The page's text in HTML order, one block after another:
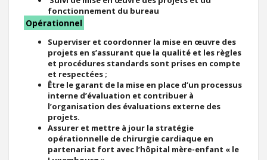
fonctionnement du bureau
Opérationnel
Superviser et coordonner la mise en œuvre des
projets en s’assurant que la qualité et les règles
et procédures standards sont prises en compte
et respectées ;
Être le garant de la mise en place d’un processus
interne d’évaluation et contribuer à
l’organisation des évaluations externe des
projets.
Assurer et mettre à jour la stratégie
opérationnelle de chirurgie cardiaque en
partenariat fort avec l’hôpital mère-enfant « le